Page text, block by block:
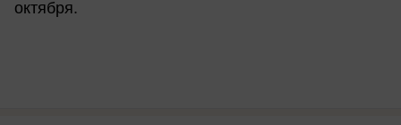
октября.